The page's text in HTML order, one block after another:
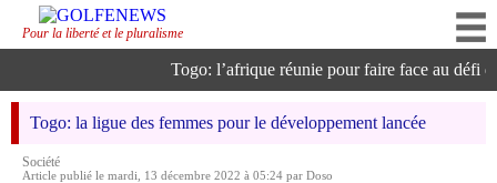
Pour la liberté et le pluralisme
Togo: l’afrique réunie pour faire face au défi
Togo: la ligue des femmes pour le développement lancée
Société
Article publié le mardi, 13 décembre 2022 à 05:24 par Doso